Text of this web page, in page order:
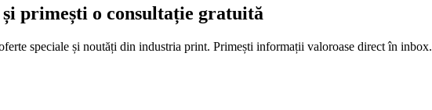
primești o consultație gratuită
speciale și noutăți din industria print. Primești informații valoroase direct în inbox.